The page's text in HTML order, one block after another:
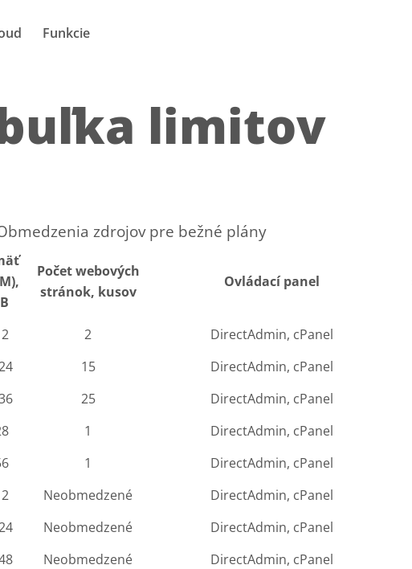
Funkcie
limitov
zdrojov pre bežné plány
Počet webových
stránok, kusov
Ovládací panel
2 DirectAdmin, cPanel
15 DirectAdmin, cPanel
25 DirectAdmin, cPanel
1 DirectAdmin, cPanel
1 DirectAdmin, cPanel
Neobmedzené DirectAdmin, cPanel
Neobmedzené DirectAdmin, cPanel
Neobmedzené DirectAdmin, cPanel